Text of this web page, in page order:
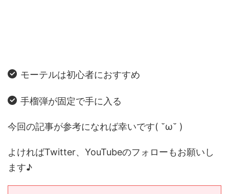
モーテルは初心者におすすめ
手榴弾が固定で手に入る
今回の記事が参考になれば幸いです( ˘ω˘ )
よければTwitter、YouTubeのフォローもお願いし
ます♪